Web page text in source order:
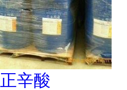
正辛酸